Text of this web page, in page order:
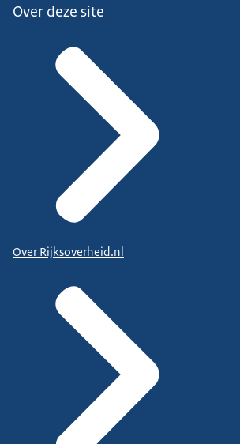
Over deze site
Over Rijksoverheid.nl